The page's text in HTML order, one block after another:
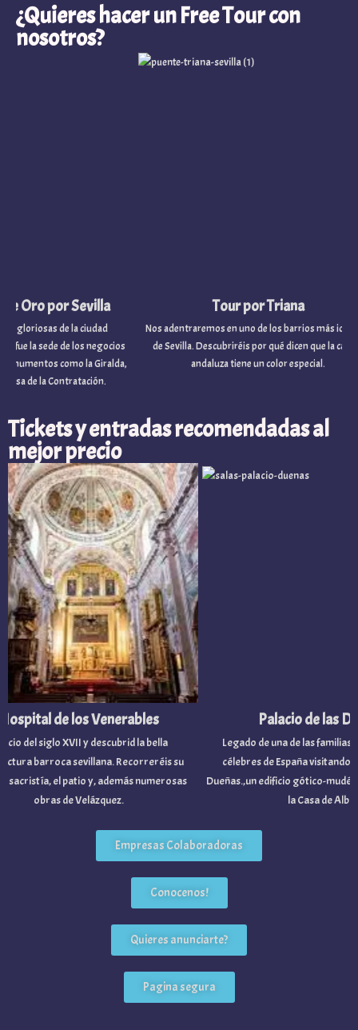
¿Quieres hacer un Free Tour con
nosotros?
Tour por Triana
Nos adentraremos en uno de los barrios más icónicos
de Sevilla. Descubriréis por qué dicen que la capital
andaluza tiene un color especial.
por Sevilla
de la ciudad
de los negocios
como la Giralda,
la Contratación.
Tickets y entradas recomendadas al
mejor precio
Palacio de las
Legado de una de las familias
célebres de España visitando el
Dueñas.,un edificio gótico-mudéjar
la Casa de Alba.
de los Venerables
del siglo XVII y descubrid la bella
barroca sevillana. Recorreréis su
el patio y, además numerosas
obras de Velázquez.
Empresas Colaboradoras
Conocenos!
Quieres anunciarte?
Pagina segura